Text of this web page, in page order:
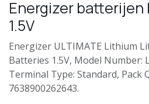
Energizer batterijen
1.5V
Energizer ULTIMATE Lithium
Batteries 1.5V, Model Number:
Terminal Type: Standard, Pack
7638900262643.